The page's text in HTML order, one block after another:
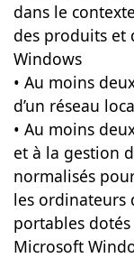
dans le
des produits et
Windows
• Au moins
d’un réseau
• Au moins
et à la gestion
normalisés
les ordinateurs
portables dotés
Microsoft